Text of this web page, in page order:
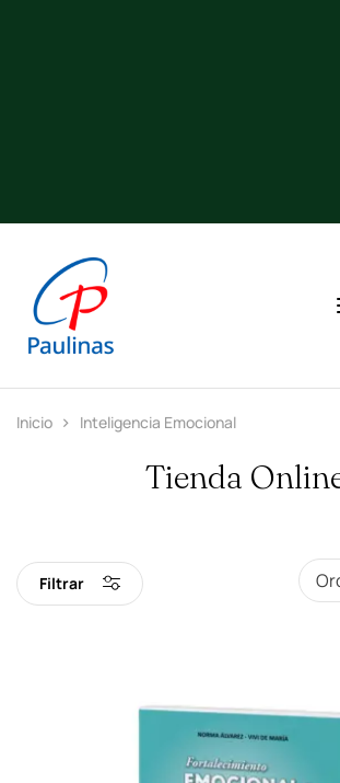
Inicio Inteligencia Emocional
Tienda
Filtrar